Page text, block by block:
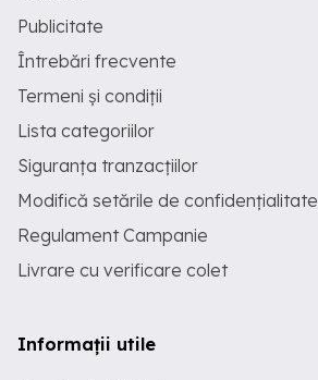
Publicitate
Întrebări frecvente
Termeni și condiții
Lista categoriilor
Siguranța tranzacțiilor
Modifică setările de confidențialitate
Regulament Campanie
Livrare cu verificare colet
Informații utile